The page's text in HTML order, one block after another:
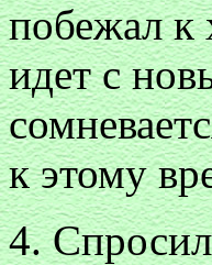
побежал к
идет с
к этому
4.